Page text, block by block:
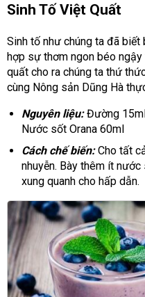
Sinh Tố Việt Quất
Sinh tố như chúng ta đã
hợp sự thơm ngon béo
quất cho ra chúng ta thứ
cùng Nông sản Dũng Hà
Nguyên liệu:Đường
Nước sốt Orana 60ml
Cách chế biến:Cho tất
nhuyễn. Bày thêm ít
xung quanh cho hấp dẫn.